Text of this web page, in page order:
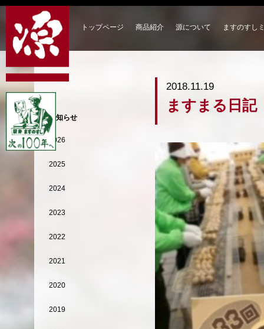
トップページ 商品紹介 源について ますのすし
2018.11.19
ますまる日記
お知らせ
2026
2025
2024
2023
2022
2021
2020
2019